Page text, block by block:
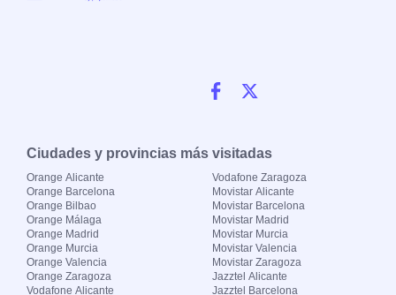
Ciudades y provincias más visitadas
Orange Alicante
Orange Barcelona
Orange Bilbao
Orange Málaga
Orange Madrid
Orange Murcia
Orange Valencia
Orange Zaragoza
Vodafone Alicante
Vodafone Zaragoza
Movistar Alicante
Movistar Barcelona
Movistar Madrid
Movistar Murcia
Movistar Valencia
Movistar Zaragoza
Jazztel Alicante
Jazztel Barcelona